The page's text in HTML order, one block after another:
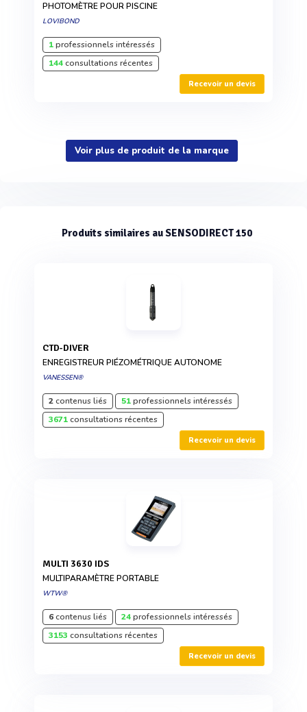
PHOTOMÈTRE POUR PISCINE
LOVIBOND
1professionnels intéressés
144consultations récentes
Recevoir un devis
Voir plus de produit de la marque
Produits similaires au SENSODIRECT 150
CTD-DIVER
ENREGISTREUR PIÉZOMÉTRIQUE AUTONOME
VANESSEN®
2contenus liés 51professionnels intéressés
3671consultations récentes
Recevoir un devis
MULTI 3630 IDS
MULTIPARAMÈTRE PORTABLE
WTW®
6contenus liés 24professionnels intéressés
3153 consultations récentes
Recevoir un devis